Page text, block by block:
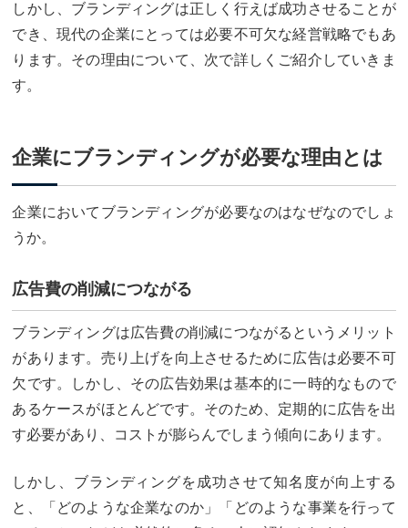
しかし、ブランディングは正しく行えば成功させることが
でき、現代の企業にとっては必要不可欠な経営戦略でもあ
ります。その理由について、次で詳しくご紹介していきま
す。
企業にブランディングが必要な理由とは
企業においてブランディングが必要なのはなぜなのでしょ
うか。
広告費の削減につながる
ブランディングは広告費の削減につながるというメリット
があります。売り上げを向上させるために広告は必要不可
欠です。しかし、その広告効果は基本的に一時的なもので
あるケースがほとんどです。そのため、定期的に広告を出
す必要があり、コストが膨らんでしまう傾向にあります。
しかし、ブランディングを成功させて知名度が向上する
と、「どのような企業なのか」「どのような事業を行って